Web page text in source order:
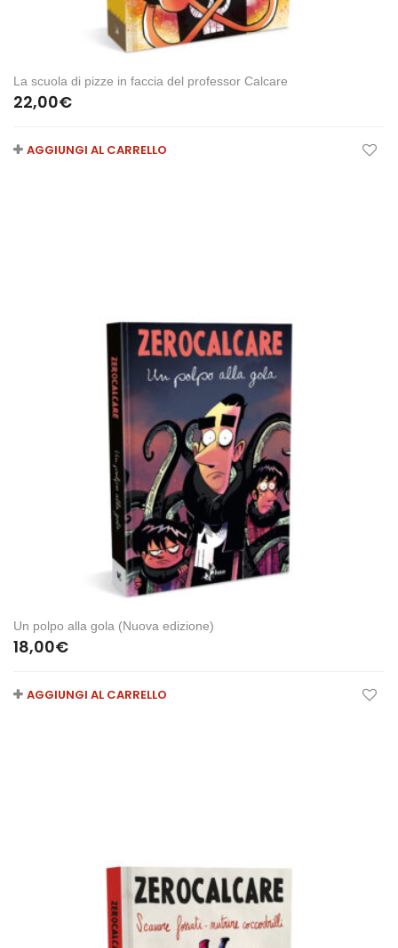
La scuola di pizze in faccia del professor Calcare
22,00€
AGGIUNGI AL CARRELLO
Un polpo alla gola (Nuova edizione)
18,00€
AGGIUNGI AL CARRELLO